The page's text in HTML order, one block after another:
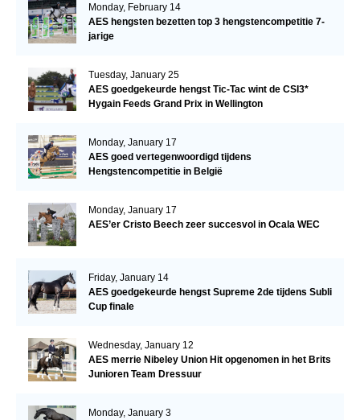
Monday, February 14
AES hengsten bezetten top 3 hengstencompetitie 7-
jarige
Tuesday, January 25
AES goedgekeurde hengst Tic-Tac wint de CSI3*
Hygain Feeds Grand Prix in Wellington
Monday, January 17
AES goed vertegenwoordigd tijdens
Hengstencompetitie in België
Monday, January 17
AES’er Cristo Beech zeer succesvol in Ocala WEC
Friday, January 14
AES goedgekeurde hengst Supreme 2de tijdens Subli
Cup finale
Wednesday, January 12
AES merrie Nibeley Union Hit opgenomen in het Brits
Junioren Team Dressuur
Monday, January 3